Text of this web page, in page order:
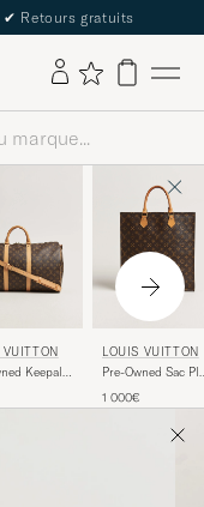
✔ Retours gratuits
Keepall
LOUIS VUITTON
Pre-Owned Sac
1 000€